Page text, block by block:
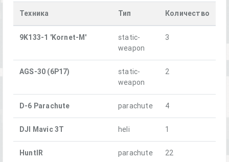
Техника Тип Количество
9K133-1 'Kornet-M'
static-
weapon
3
AGS-30 (6P17)
static-
weapon
2
D-6 Parachute parachute 4
DJI Mavic 3T heli 1
HuntIR parachute 22